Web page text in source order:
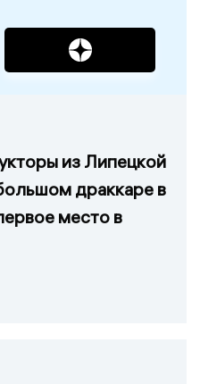
из Липецкой
драккаре в
место в